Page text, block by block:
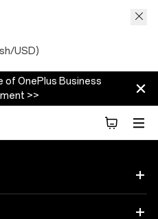
USD)
of OnePlus Business
>>